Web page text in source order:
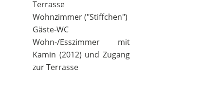
Terrasse
Wohnzimmer ("Stiffchen")
Gäste-WC
Wohn-/Esszimmer mit
Kamin (2012) und Zugang
zur Terrasse